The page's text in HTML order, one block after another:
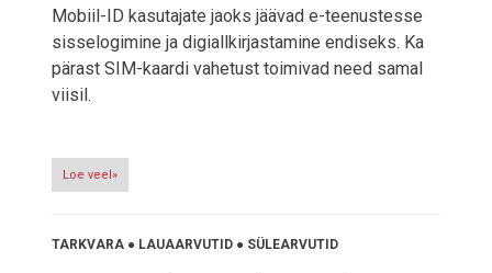
Mobiil-ID kasutajate jaoks jäävad e-teenustesse
sisselogimine ja digiallkirjastamine endiseks. Ka
pärast SIM-kaardi vahetust toimivad need samal
viisil.
Loe veel»
TARKVARA ● LAUAARVUTID ● SÜLEARVUTID